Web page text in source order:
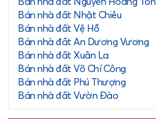
Bán nhà đất Nhật Chiêu
Bán nhà đất Vệ Hồ
Bán nhà đất An Dương Vương
Bán nhà đất Xuân La
Bán nhà đất Võ Chí Công
Bán nhà đất Phú Thượng
Bán nhà đất Vườn Đào